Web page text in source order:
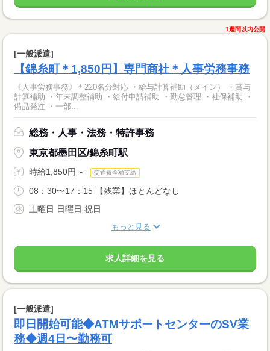
1週間以内公開
[一般派遣]
【錦糸町＊1,850円】専門商社＊人事労務事務
《人事労務事務》＊220名分対応 ・給与計算補助（メイン） ・賞与
計算補助 ・年末調整補助 ・給付申請補助 ・勤怠管理 ・社保補助 ・
備品発注 ・一部...
総務・人事・法務・特許事務
東京都墨田区/錦糸町駅
時給1,850円～ 交通費全額支給
08：30〜17：15 【残業】ほとんどなし
土曜日 日曜日 祝日
もっと見る
求人詳細を見る
[一般派遣]
即日開始可能◆ATMサポートセンターのSV業
務◆週4日〜勤務可